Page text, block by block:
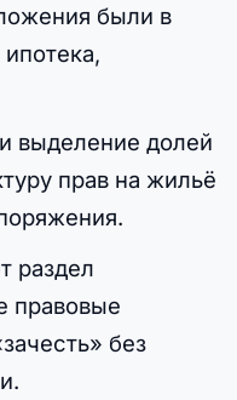
были в
выделение долей
прав на жильё
раздел
правовые
без